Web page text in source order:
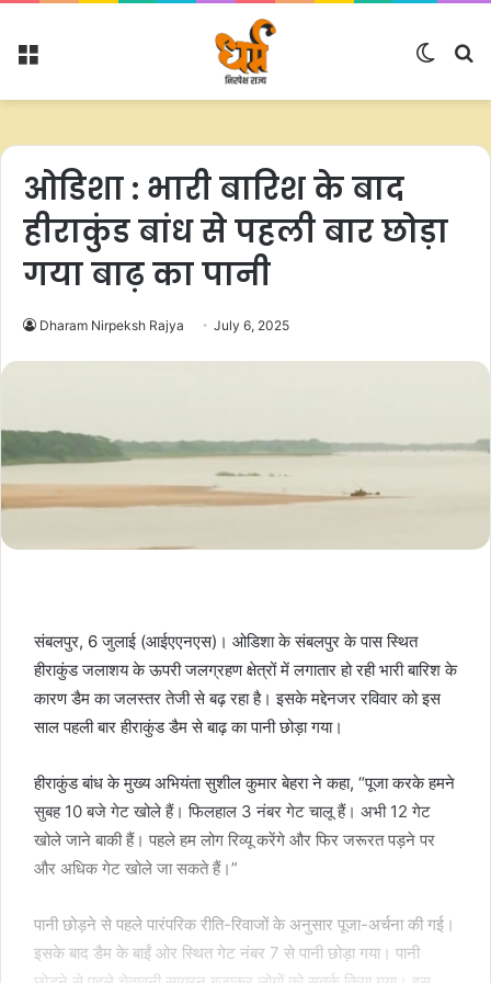
Menu
Switch
ओडिशा : भारी बारिश के बाद
हीराकुंड बांध से पहली बार छोड़ा
गया बाढ़ का पानी
Dharam Nirpeksh Rajya July 6, 2025
संबलपुर, 6 जुलाई (आईएएनएस)। ओडिशा के संबलपुर के पास स्थित
हीराकुंड जलाशय के ऊपरी जलग्रहण क्षेत्रों में लगातार हो रही भारी बारिश के
कारण डैम का जलस्तर तेजी से बढ़ रहा है। इसके मद्देनजर रविवार को इस
साल पहली बार हीराकुंड डैम से बाढ़ का पानी छोड़ा गया।
हीराकुंड बांध के मुख्य अभियंता सुशील कुमार बेहरा ने कहा, “पूजा करके हमने
सुबह 10 बजे गेट खोले हैं। फिलहाल 3 नंबर गेट चालू हैं। अभी 12 गेट
खोले जाने बाकी हैं। पहले हम लोग रिव्यू करेंगे और फिर जरूरत पड़ने पर
और अधिक गेट खोले जा सकते हैं।”
पानी छोड़ने से पहले पारंपरिक रीति-रिवाजों के अनुसार पूजा-अर्चना की गई।
इसके बाद डैम के बाईं ओर स्थित गेट नंबर 7 से पानी छोड़ा गया। पानी